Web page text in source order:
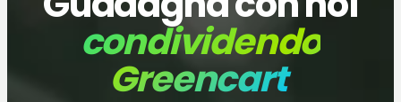
condividendo
Greencart